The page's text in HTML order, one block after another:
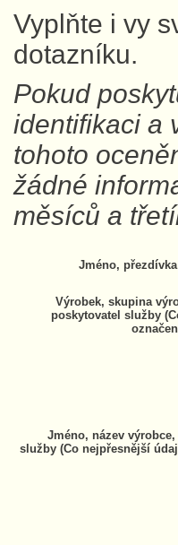
Vyplňte i vy
dotazníku.
Pokud
identifikaci a
tohoto
žádné
měsíců a
Jméno,
Výrobek, skupina
poskytovatel služby
Jméno, název
služby (Co nejpřesnější